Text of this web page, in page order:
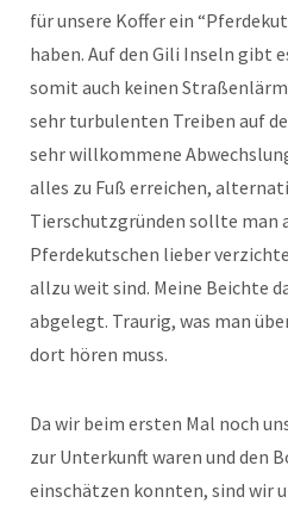
für unsere Koffer ein
haben. Auf den Gili Inseln gibt
somit auch keinen
sehr turbulenten Treiben auf
sehr willkommene
alles zu Fuß erreichen,
Tierschutzgründen sollte man
Pferdekutschen lieber
allzu weit sind. Meine Beichte
abgelegt. Traurig, was man
dort hören muss.
Da wir beim ersten Mal noch
zur Unterkunft waren und den
einschätzen konnten, sind wir